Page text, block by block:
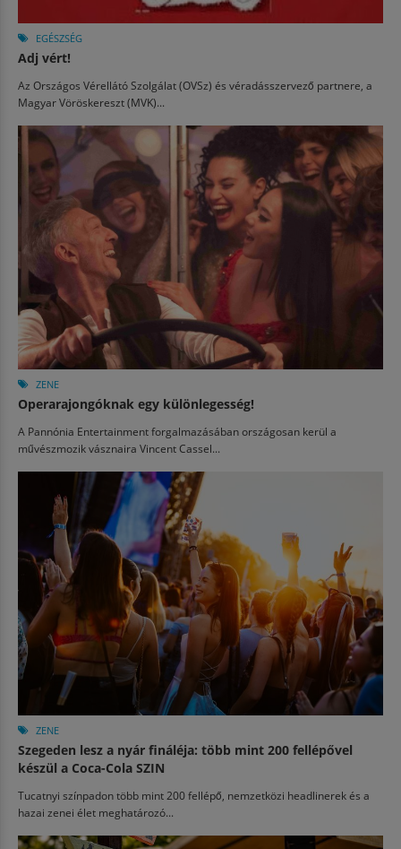
EGÉSZSÉG
Adj vért!
Az Országos Vérellátó Szolgálat (OVSz) és véradásszervező partnere, a
Magyar Vöröskereszt (MVK)...
ZENE
Operarajongóknak egy különlegesség!
A Pannónia Entertainment forgalmazásában országosan kerül a
művészmozik vásznaira Vincent Cassel...
ZENE
Szegeden lesz a nyár fináléja: több mint 200 fellépővel
készül a Coca-Cola SZIN
Tucatnyi színpadon több mint 200 fellépő, nemzetközi headlinerek és a
hazai zenei élet meghatározó...